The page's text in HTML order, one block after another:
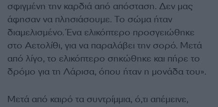
σφιγμένη την καρδιά από απόσταση. Δεν μας
άφησαν να πλησιάσουμε. Το σώμα ήταν
διαμελισμένο. Ένα ελικόπτερο προσγειώθηκε
στο Αετολίθι, για να παραλάβει την σορό. Μετά
από λίγο, το ελικόπτερο σηκώθηκε και πήρε το
δρόμο για τη Λάρισα, όπου ήταν η μονάδα του».
Μετά από καιρό τα συντρίμμια, ό,τι απέμεινε,